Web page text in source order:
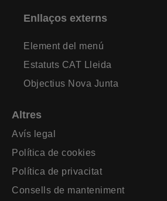
Enllaços externs
Element del menú
Estatuts CAT Lleida
Objectius Nova Junta
Altres
Avís legal
Política de cookies
Política de privacitat
Consells de manteniment